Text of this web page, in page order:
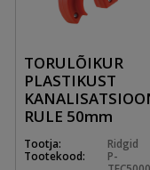
TORULÕIKUR
PLASTIKUST
RULE 50mm
Tootja:
Ridgid
Tootekood:
P-